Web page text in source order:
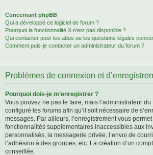
Concernant phpBB
Qui a développé ce logiciel de forum ?
Pourquoi la fonctionnalité X n’est pas disponible ?
Qui contacter pour les abus ou les questions légales
Comment puis-je contacter un administrateur du forum ?
Problèmes de connexion et
Pourquoi dois-je m’enregistrer ?
Vous pouvez ne pas le faire, mais l’administrateur
configuré les forums afin qu’il soit nécessaire de
messages. Par ailleurs, l’enregistrement vous
fonctionnalités supplémentaires inaccessibles aux
personnalisés, la messagerie privée, l’envoi de
l’adhésion à des groupes, etc. La création d’un
conseillée.